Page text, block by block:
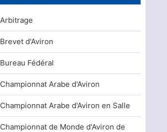
Arbitrage
Brevet d'Aviron
Bureau Fédéral
Championnat Arabe d'Aviron
Championnat Arabe d'Aviron en Salle
Championnat de Monde d'Aviron de